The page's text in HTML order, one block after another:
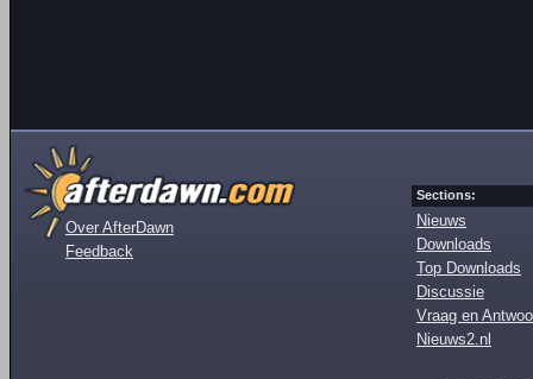
Over AfterDawn
Feedback
Sections:
Nieuws
Downloads
Top Downloads
Discussie
Vraag en
Nieuws2.nl